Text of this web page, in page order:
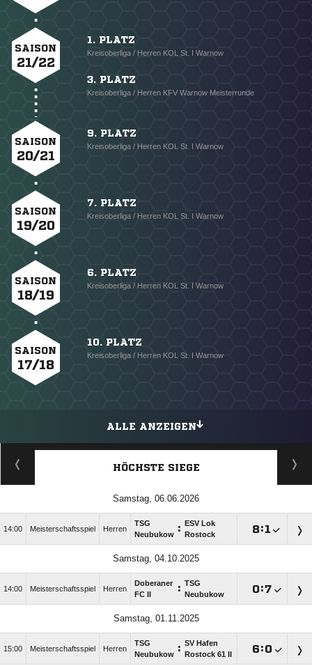
SAISON
21/22
1. PLATZ
Kreisoberliga / Herren KOL St. I Warnow
3. PLATZ
Kreisoberliga / Herren KFV Warnow Meisterrunde
SAISON
20/21
9. PLATZ
Kreisoberliga / Herren KOL St. I Warnow
SAISON
19/20
7. PLATZ
Kreisoberliga / Herren KOL St. I Warnow
SAISON
18/19
6. PLATZ
Kreisoberliga / Herren KOL St. I Warnow
SAISON
17/18
10. PLATZ
Kreisoberliga / Herren KOL St. I Warnow
ALLE ANZEIGEN
HÖCHSTE SIEGE
Samstag, 06.06.2026
14:00 Meisterschaftsspiel Herren
TSG
Neubukow :
ESV Lok
Rostock
:
Samstag, 04.10.2025
14:00 Meisterschaftsspiel Herren
Doberaner
FC II
: TSG
Neubukow
:
Samstag, 01.11.2025
15:00 Meisterschaftsspiel Herren
TSG
Neubukow : SV Hafen
Rostock 61 II
: